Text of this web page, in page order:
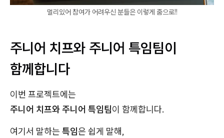
멀리있어 참여가 어려우신 분들은 이렇게 줌으로!!
주니어 치프와 주니어 특임팀이
함께합니다
이번 프로젝트에는
주니어 치프와 주니어 특임팀이 함께합니다.
여기서 말하는 특임은 쉽게 말해,